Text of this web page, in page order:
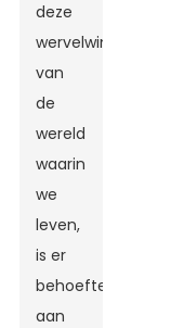
deze
wervelwind
van
de
wereld
waarin
we
leven,
is er
behoefte
aan